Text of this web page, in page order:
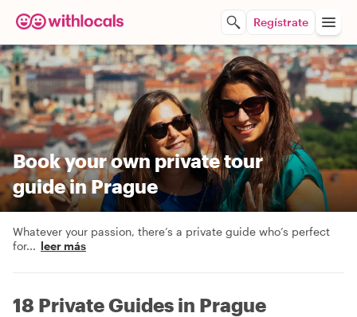
Regístrate
Book your own private tour
guide in Prague
Whatever your passion, there’s a private guide who’s perfect
for... leer más
18 Private Guides in Prague